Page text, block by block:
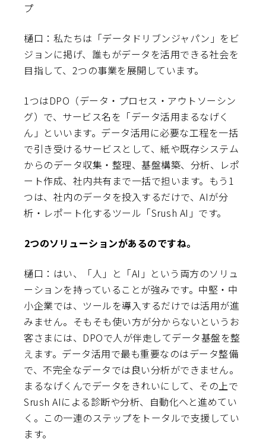
プ
樋口：私たちは「データドリブンジャパン」をビ
ジョンに掲げ、誰もがデータを活用できる社会を
目指して、2つの事業を展開しています。
1つはDPO（データ・プロセス・アウトソーシン
グ）で、サービス名を「データ活用まるなげく
ん」といいます。データ活用に必要な工程を一括
で引き受けるサービスとして、紙や既存システム
からのデータ収集・整理、基盤構築、分析、レポ
ート作成、社内共有まで一括で担います。もう1
つは、社内のデータを投入するだけで、AIが分
析・レポート化するツール「Srush AI」です。
――2つのソリューションがあるのですね。
樋口：はい、「人」と「AI」という両方のソリュ
ーションを持っていることが強みです。中堅・中
小企業では、ツールを導入するだけでは活用が進
みません。そもそも使い方が分からないというお
客さまには、DPOで人が伴走してデータ基盤を整
えます。データ活用で最も重要なのはデータ整備
で、不完全なデータでは良い分析ができません。
まるなげくんでデータをきれいにして、その上で
Srush AIによる診断や分析、自動化へと進めてい
く。この一連のステップをトータルで支援してい
ます。